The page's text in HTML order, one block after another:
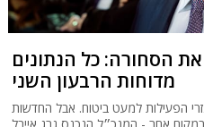
הסחורה: כל הנתונים
מדוחות הרבעון השני
הפעילות למעט ביטוח. אבל החדשות
אחר - המנכ״ל הנכנס גרג אייבל